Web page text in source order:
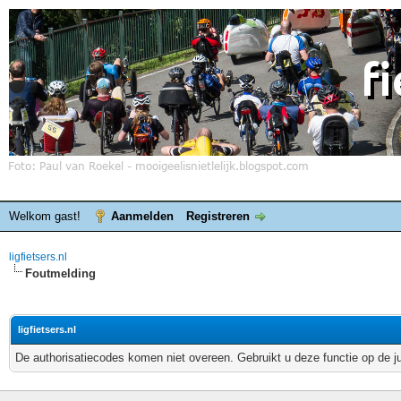
Welkom gast! Aanmelden Registreren
ligfietsers.nl
Foutmelding
ligfietsers.nl
De authorisatiecodes komen niet overeen. Gebruikt u deze functie op de